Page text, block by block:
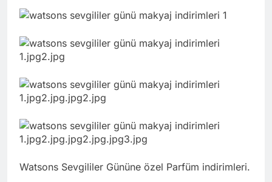
Watsons Sevgililer Gününe özel Parfüm indirimleri.